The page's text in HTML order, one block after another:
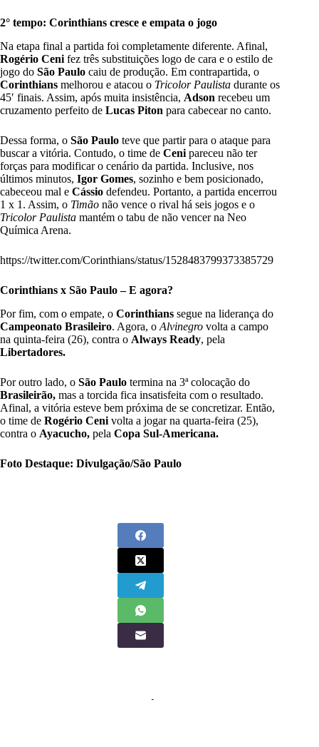
2° tempo: Corinthians cresce e empata o jogo
Na etapa final a partida foi completamente diferente. Afinal,
Rogério Ceni fez três substituições logo de cara e o estilo de
jogo do São Paulo caiu de produção. Em contrapartida, o
Corinthians melhorou e atacou o Tricolor Paulista durante os
45′ finais. Assim, após muita insistência, Adson recebeu um
cruzamento perfeito de Lucas Piton para cabecear no canto.
Dessa forma, o São Paulo teve que partir para o ataque para
buscar a vitória. Contudo, o time de Ceni pareceu não ter
forças para modificar o cenário da partida. Inclusive, nos
últimos minutos, Igor Gomes, sozinho e bem posicionado,
cabeceou mal e Cássio defendeu. Portanto, a partida encerrou
1 x 1. Assim, o Timão não vence o rival há seis jogos e o
Tricolor Paulista mantém o tabu de não vencer na Neo
Química Arena.
https://twitter.com/Corinthians/status/1528483799373385729
Corinthians x São Paulo – E agora?
Por fim, com o empate, o Corinthians segue na liderança do
Campeonato Brasileiro. Agora, o Alvinegro volta a campo
na quinta-feira (26), contra o Always Ready, pela
Libertadores.
Por outro lado, o São Paulo termina na 3ª colocação do
Brasileirão, mas a torcida fica insatisfeita com o resultado.
Afinal, a vitória esteve bem próxima de se concretizar. Então,
o time de Rogério Ceni volta a jogar na quarta-feira (25),
contra o Ayacucho, pela Copa Sul-Americana.
Foto Destaque: Divulgação/São Paulo